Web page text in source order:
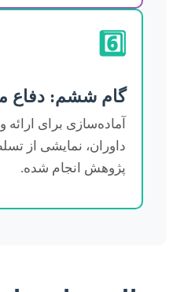
6️⃣
گام ششم: دفاع
آماده‌سازی برای
داوران، نمایشی از
پژوهش انجام شده.